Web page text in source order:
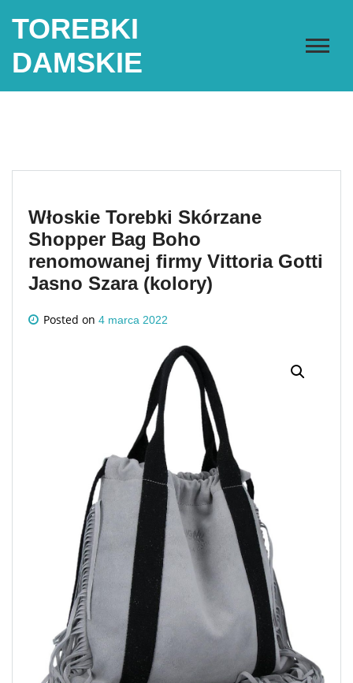
TOREBKI
DAMSKIE
Włoskie Torebki Skórzane
Shopper Bag Boho
renomowanej firmy Vittoria Gotti
Jasno Szara (kolory)
Posted on 4 marca 2022